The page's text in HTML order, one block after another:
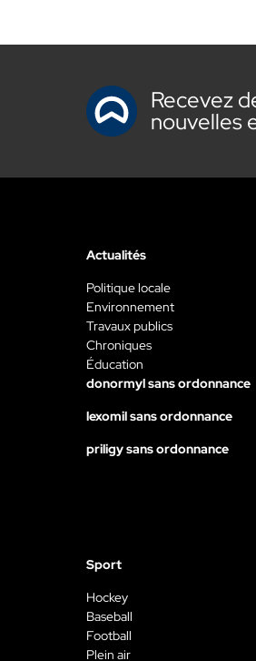
Recevez
nouvelles
Actualités
Politique locale
Environnement
Travaux publics
Chroniques
Éducation
donormyl sans ordonnance
lexomil sans ordonnance
priligy sans ordonnance
Sport
Hockey
Baseball
Football
Plein air